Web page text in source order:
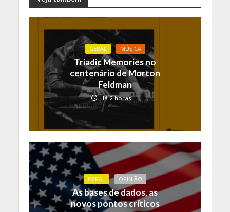
GERAL MÚSICA
Triadic Memories no
centenário de Morton
Feldman
Há 2 horas
GERAL OPINIÃO
As bases de dados, as
novos pontos críticos